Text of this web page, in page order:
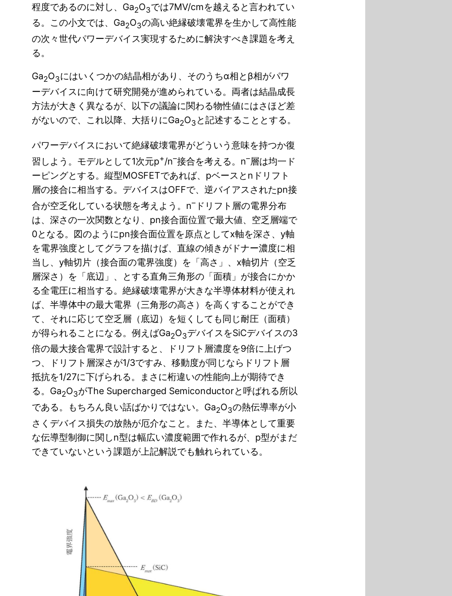
程度であるのに対し、Ga2O3では7MV/cmを越えると言われてい
る。この小文では、Ga2O3の高い絶縁破壊電界を生かして高性能
の次々世代パワーデバイス実現するために解決すべき課題を考え
る。
Ga2O3にはいくつかの結晶相があり、そのうちα相とβ相がパワ
ーデバイスに向けて研究開発が進められている。両者は結晶成長
方法が大きく異なるが、以下の議論に関わる物性値にはさほど差
がないので、これ以降、大括りにGa2O3 と記述することとする。
パワーデバイスにおいて絶縁破壊電界がどういう意味を持つか復
習しよう。モデルとして1次元p+/n–接合を考える。n–層は均一ド
ーピングとする。縦型MOSFETであれば、pベースとnドリフト
層の接合に相当する。デバイスはOFFで、逆バイアスされたpn接
合が空乏化している状態を考えよう。n– ドリフト層の電界分布
は、深さの一次関数となり、pn接合面位置で最大値、空乏層端で
0となる。図のようにpn接合面位置を原点としてx軸を深さ、y軸
を電界強度としてグラフを描けば、直線の傾きがドナー濃度に相
当し、y軸切片（接合面の電界強度）を「高さ」、x軸切片（空乏
層深さ）を「底辺」、とする直角三角形の「面積」が接合にかか
る全電圧に相当する。絶縁破壊電界が大きな半導体材料が使えれ
ば、半導体中の最大電界（三角形の高さ）を高くすることができ
て、それに応じて空乏層（底辺）を短くしても同じ耐圧（面積）
が得られることになる。例えばGa2O3デバイスをSiCデバイスの3
倍の最大接合電界で設計すると、ドリフト層濃度を9倍に上げつ
つ、ドリフト層深さが1/3ですみ、移動度が同じならドリフト層
抵抗を1/27に下げられる。まさに桁違いの性能向上が期待でき
る。Ga2O3がThe Supercharged Semiconductorと呼ばれる所以
である。もちろん良い話ばかりではない。Ga2O3の熱伝導率が小
さくデバイス損失の放熱が厄介なこと。また、半導体として重要
な伝導型制御に関しn型は幅広い濃度範囲で作れるが、p型がまだ
できていないという課題が上記解説でも触れられている。